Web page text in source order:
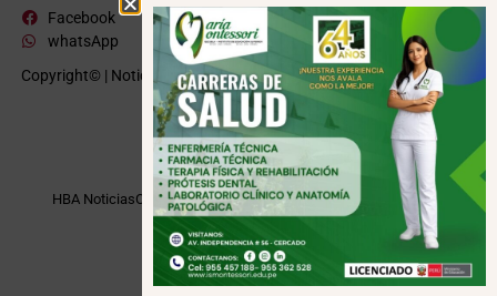
Facebook
whatsApp
Copyright© | NoticiasArequipa.pe | Grupo HBA Noticias| Todos los
derechos reservados
VISITE TAMBIÉN
HBA NoticiasCusco InformaMoquegua Noticias Tacna Noticias
Puno Noticias